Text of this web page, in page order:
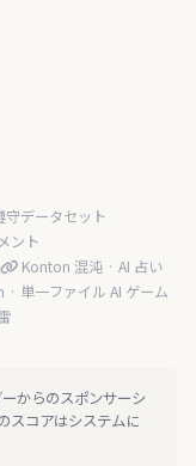
データセット
ント
Konton 混沌 · AI 占い
単一ファイル AI ゲーム
からのスポンサーシ
スコアはシステムに